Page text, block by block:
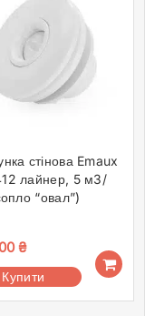
стінова Emaux
лайнер, 5 м3/
“овал”)
₴
Купити